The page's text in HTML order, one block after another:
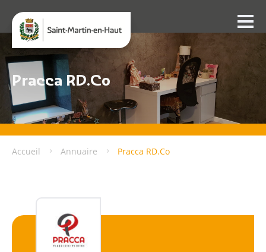
Pracca RD.Co
Accueil Annuaire Pracca RD.Co